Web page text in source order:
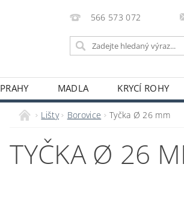
566 573 072
PRAHY MADLA KRYCÍ ROHY
DORUČENÍ ZBOŽÍ A PLATBA CZ/SK
Lišty Borovice Tyčka Ø 26 mm
TYČKA Ø 26